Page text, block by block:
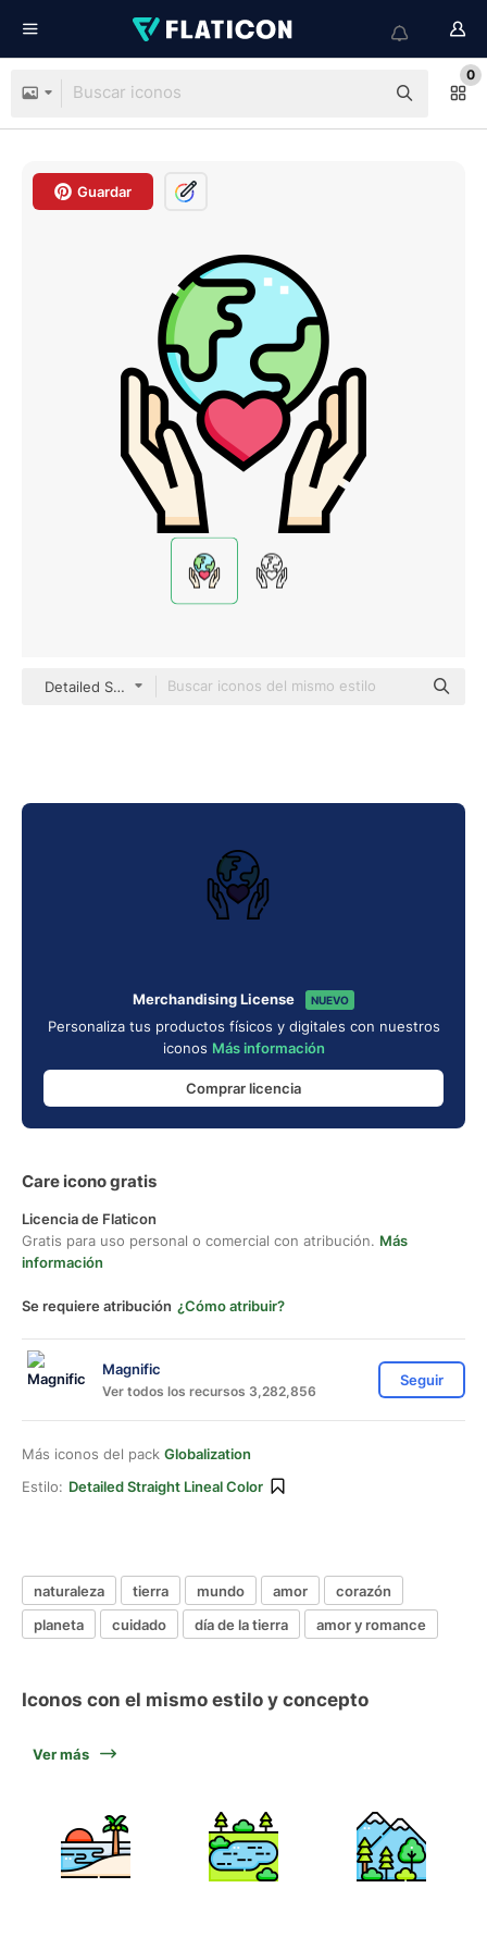
0
Guardar
Detailed Straight Lineal color
Merchandising License NUEVO
Personaliza tus productos físicos y digitales con nuestros
iconos Más información
Comprar licencia
Care icono gratis
Licencia de Flaticon
Gratis para uso personal o comercial con atribución. Más
información
Se requiere atribución ¿Cómo atribuir?
Magnific
Ver todos los recursos 3,282,856
Seguir
Más iconos del pack Globalization
Estilo: Detailed Straight Lineal Color
naturaleza tierra mundo amor
corazón
planeta
cuidado día de la tierra amor y romance
Iconos con el mismo estilo y concepto
Ver más